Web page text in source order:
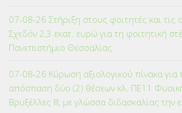
07-08-26 Στήριξη στους φοιτητές και τις
Σχεδόν 2,3 εκατ. ευρώ για τη φοιτητική
Πανεπιστήμιο Θεσσαλίας
07-08-26 Κύρωση αξιολογικού πίνακα για
απόσπαση δύο (2) θέσεων κλ. ΠΕ11
Βρυξέλλες ΙΙΙ, με γλώσσα διδασκαλίας την